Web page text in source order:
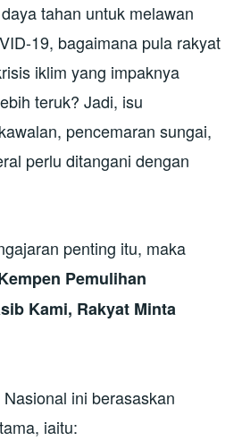
tahan untuk melawan
19, bagaimana pula rakyat
iklim yang impaknya
teruk? Jadi, isu
pencemaran sungai,
perlu ditangani dengan
penting itu, maka
Pemulihan
Kami, Rakyat Minta
ini berasaskan
iaitu: